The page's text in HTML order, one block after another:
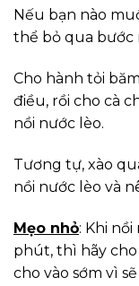
Nếu bạn nào
thể bỏ qua bước
Cho hành tỏi
điều, rồi cho cà
nồi nước lèo.
Tương tự, xào
nồi nước lèo và
Mẹo nhỏ: Khi
phút, thì hãy cho
cho vào sớm vì